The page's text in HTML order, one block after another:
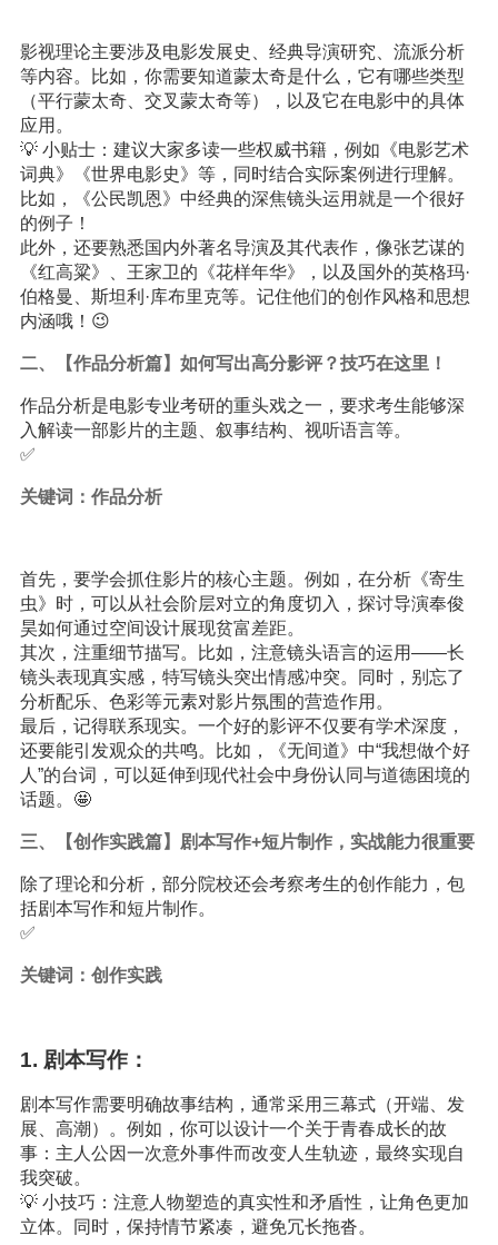
影视理论主要涉及电影发展史、经典导演研究、流派分析
等内容。比如，你需要知道蒙太奇是什么，它有哪些类型
（平行蒙太奇、交叉蒙太奇等），以及它在电影中的具体
应用。
💡 小贴士：建议大家多读一些权威书籍，例如《电影艺术
词典》《世界电影史》等，同时结合实际案例进行理解。
比如，《公民凯恩》中经典的深焦镜头运用就是一个很好
的例子！
此外，还要熟悉国内外著名导演及其代表作，像张艺谋的
《红高粱》、王家卫的《花样年华》，以及国外的英格玛·
伯格曼、斯坦利·库布里克等。记住他们的创作风格和思想
内涵哦！😉
二、【作品分析篇】如何写出高分影评？技巧在这里！
作品分析是电影专业考研的重头戏之一，要求考生能够深
入解读一部影片的主题、叙事结构、视听语言等。
✅
关键词：作品分析
首先，要学会抓住影片的核心主题。例如，在分析《寄生
虫》时，可以从社会阶层对立的角度切入，探讨导演奉俊
昊如何通过空间设计展现贫富差距。
其次，注重细节描写。比如，注意镜头语言的运用——长
镜头表现真实感，特写镜头突出情感冲突。同时，别忘了
分析配乐、色彩等元素对影片氛围的营造作用。
最后，记得联系现实。一个好的影评不仅要有学术深度，
还要能引发观众的共鸣。比如，《无间道》中“我想做个好
人”的台词，可以延伸到现代社会中身份认同与道德困境的
话题。🤩
三、【创作实践篇】剧本写作+短片制作，实战能力很重要
除了理论和分析，部分院校还会考察考生的创作能力，包
括剧本写作和短片制作。
✅
关键词：创作实践
1. 剧本写作：
剧本写作需要明确故事结构，通常采用三幕式（开端、发
展、高潮）。例如，你可以设计一个关于青春成长的故
事：主人公因一次意外事件而改变人生轨迹，最终实现自
我突破。
💡 小技巧：注意人物塑造的真实性和矛盾性，让角色更加
立体。同时，保持情节紧凑，避免冗长拖沓。